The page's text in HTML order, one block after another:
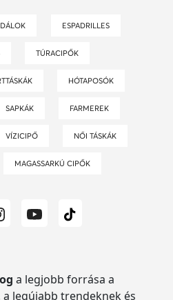
ESPADRILLES
TÚRACIPŐK
HÓTAPOSÓK
SAPKÁK FARMEREK
VÍZICIPŐ NŐI TÁSKÁK
MAGASSARKÚ CIPŐK
a legjobb forrása a
legújabb trendeknek és